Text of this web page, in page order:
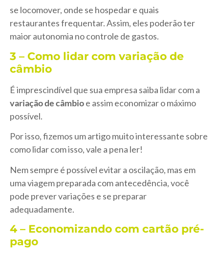
se locomover, onde se hospedar e quais
restaurantes frequentar. Assim, eles poderão ter
maior autonomia no controle de gastos.
3 – Como lidar com variação de
câmbio
É imprescindível que sua empresa saiba lidar com a
variação de câmbioe assim economizar o máximo
possível.
Por isso, fizemos um artigo muito interessante sobre
como lidar com isso, vale a pena ler!
Nem sempre é possível evitar a oscilação, mas em
uma viagem preparada com antecedência, você
pode prever variações e se preparar
adequadamente.
4 – Economizando com cartão pré-
pago